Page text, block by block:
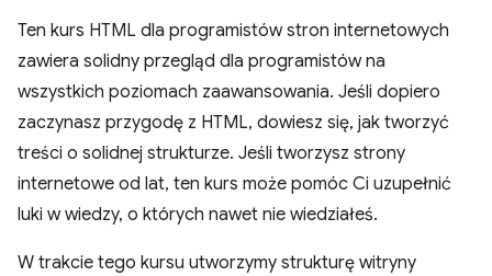
Ten kurs HTML dla programistów stron internetowych
zawiera solidny przegląd dla programistów na
wszystkich poziomach zaawansowania. Jeśli dopiero
zaczynasz przygodę z HTML, dowiesz się, jak tworzyć
treści o solidnej strukturze. Jeśli tworzysz strony
internetowe od lat, ten kurs może pomóc Ci uzupełnić
luki w wiedzy, o których nawet nie wiedziałeś.
W trakcie tego kursu utworzymy strukturę witryny